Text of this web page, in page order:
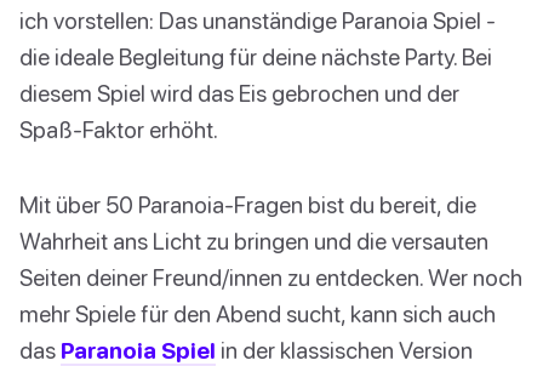
ich vorstellen: Das unanständige Paranoia Spiel -
die ideale Begleitung für deine nächste Party. Bei
diesem Spiel wird das Eis gebrochen und der
Spaß-Faktor erhöht.
Mit über 50 Paranoia-Fragen bist du bereit, die
Wahrheit ans Licht zu bringen und die versauten
Seiten deiner Freund/innen zu entdecken. Wer noch
mehr Spiele für den Abend sucht, kann sich auch
das Paranoia Spiel in der klassischen Version